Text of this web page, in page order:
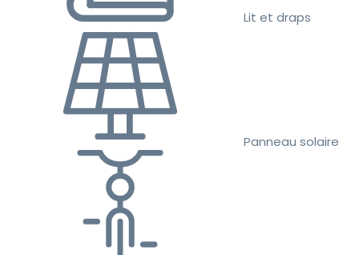
Lit et draps
Panneau solaire